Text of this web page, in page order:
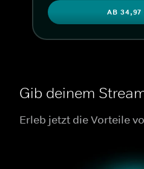
AB 34,97
Gib deinem
Erleb jetzt die Vorteile